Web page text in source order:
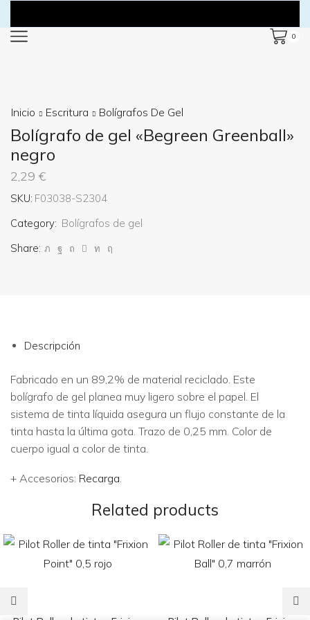
0
Inicio Escritura Bolígrafos De Gel
Bolígrafo de gel «Begreen Greenball»
negro
2,29 €
SKU: F03038-S2304
Category: Bolígrafos de gel
Share:
Descripción
Fabricado en un 89,2% de material reciclado. Este
bolígrafo de gel planea muy ligero sobre el papel. El
sistema de tinta líquida asegura un flujo constante de la
tinta hasta la última gota. Trazo de 0,25 mm. Color de
cuerpo igual a color de tinta.
+ Accesorios: Recarga.
Related products